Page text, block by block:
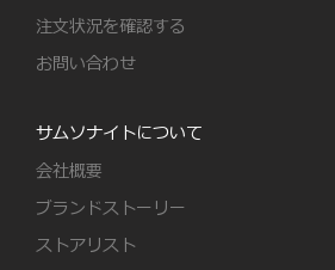
注文状況を確認する
お問い合わせ
サムソナイトについて
会社概要
ブランドストーリー
ストアリスト